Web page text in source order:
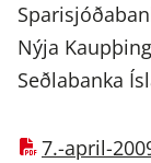
Nýja
Seðlabanka
7.-april-